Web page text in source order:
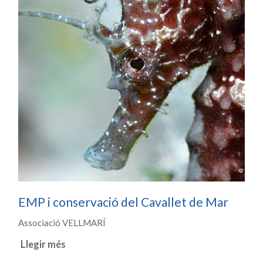
EMP i conservació del Cavallet de Mar
Associació VELLMARÍ
Llegir més